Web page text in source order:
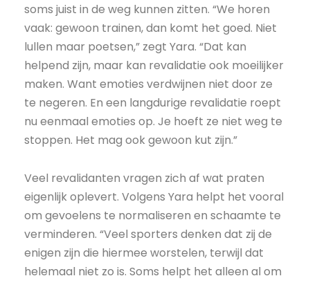
soms juist in de weg kunnen zitten. “We horen
vaak: gewoon trainen, dan komt het goed. Niet
lullen maar poetsen,” zegt Yara. “Dat kan
helpend zijn, maar kan revalidatie ook moeilijker
maken. Want emoties verdwijnen niet door ze
te negeren. En een langdurige revalidatie roept
nu eenmaal emoties op. Je hoeft ze niet weg te
stoppen. Het mag ook gewoon kut zijn.”
Veel revalidanten vragen zich af wat praten
eigenlijk oplevert. Volgens Yara helpt het vooral
om gevoelens te normaliseren en schaamte te
verminderen. “Veel sporters denken dat zij de
enigen zijn die hiermee worstelen, terwijl dat
helemaal niet zo is. Soms helpt het alleen al om